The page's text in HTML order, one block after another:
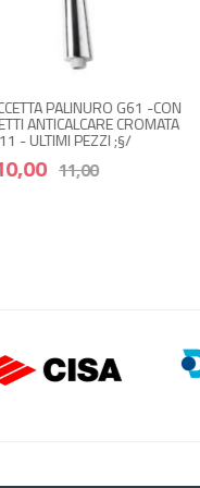
FLESSIBILE ACQUA IMQ
PROLUNGATO CON
GUARNIZIONI MASCHIO 1/2
FEMMINA 1/2 CM 30
PRODOTTO IN ITALIA ULTIMI